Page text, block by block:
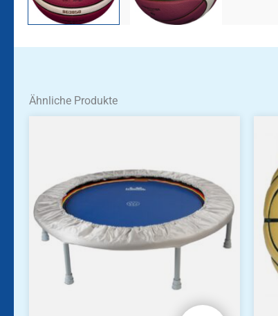
Ähnliche Produkte